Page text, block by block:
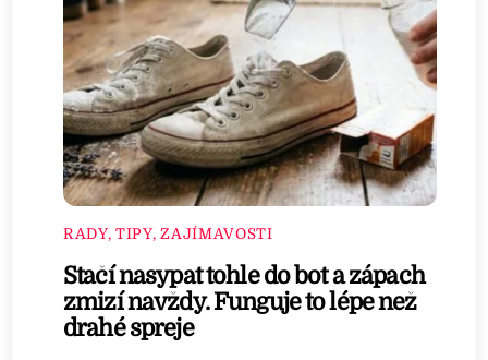
RADY, TIPY, ZAJÍMAVOSTI
Stačí nasypat tohle do bot a zápach
zmizí navždy. Funguje to lépe než
drahé spreje